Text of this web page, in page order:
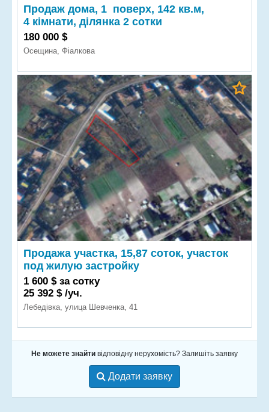
Продаж дома, 1 поверх, 142 кв.м,
4 кімнати, ділянка 2 сотки
180 000 $
Осещина, Фіалкова
Продажа участка, 15,87 соток, участок
под жилую застройку
1 600 $ за сотку
25 392 $ /уч.
Лебедівка, улица Шевченка, 41
Не можете знайти відповідну нерухомість? Залишіть заявку
Додати заявку